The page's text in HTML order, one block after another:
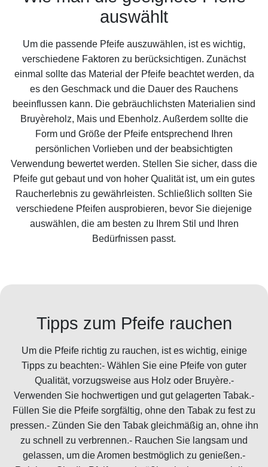
auswählt
Um die passende Pfeife auszuwählen, ist es wichtig,
verschiedene Faktoren zu berücksichtigen. Zunächst
einmal sollte das Material der Pfeife beachtet werden, da
es den Geschmack und die Dauer des Rauchens
beeinflussen kann. Die gebräuchlichsten Materialien sind
Bruyèreholz, Mais und Ebenholz. Außerdem sollte die
Form und Größe der Pfeife entsprechend Ihren
persönlichen Vorlieben und der beabsichtigten
Verwendung bewertet werden. Stellen Sie sicher, dass die
Pfeife gut gebaut und von hoher Qualität ist, um ein gutes
Raucherlebnis zu gewährleisten. Schließlich sollten Sie
verschiedene Pfeifen ausprobieren, bevor Sie diejenige
auswählen, die am besten zu Ihrem Stil und Ihren
Bedürfnissen passt.
Tipps zum Pfeife rauchen
Um die Pfeife richtig zu rauchen, ist es wichtig, einige
Tipps zu beachten:- Wählen Sie eine Pfeife von guter
Qualität, vorzugsweise aus Holz oder Bruyère.-
Verwenden Sie hochwertigen und gut gelagerten Tabak.-
Füllen Sie die Pfeife sorgfältig, ohne den Tabak zu fest zu
pressen.- Zünden Sie den Tabak gleichmäßig an, ohne ihn
zu schnell zu verbrennen.- Rauchen Sie langsam und
gelassen, um die Aromen bestmöglich zu genießen.-